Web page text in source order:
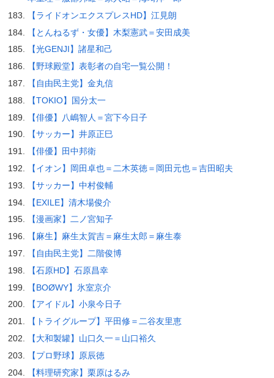
【ライドオンエクスプレスHD】江見朗
【とんねるず・女優】木梨憲武＝安田成美
【光GENJI】諸星和己
【野球殿堂】表彰者の自宅一覧公開！
【自由民主党】金丸信
【TOKIO】国分太一
【俳優】八嶋智人＝宮下今日子
【サッカー】井原正巳
【俳優】田中邦衛
【イオン】岡田卓也＝二木英徳＝岡田元也＝吉田昭夫
【サッカー】中村俊輔
【EXILE】清木場俊介
【漫画家】二ノ宮知子
【麻生】麻生太賀吉＝麻生太郎＝麻生泰
【自由民主党】二階俊博
【石原HD】石原昌幸
【BOØWY】氷室京介
【アイドル】小泉今日子
【トライグループ】平田修＝二谷友里恵
【大和製罐】山口久一＝山口裕久
【プロ野球】原辰徳
【料理研究家】栗原はるみ